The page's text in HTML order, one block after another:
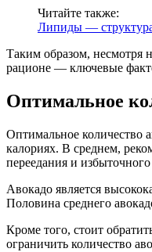
Читайте также:
Липиды —
Таким образом, несмотря
рационе — ключевые
Оптимальное
Оптимальное количество
калориях. В среднем,
переедания и
Авокадо является
Половина среднего
Кроме того, стоит
ограничить количество